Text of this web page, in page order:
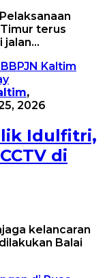
Timur terus
jalan…
,
2026
Idulfitri,
di
kelancaran
Balai